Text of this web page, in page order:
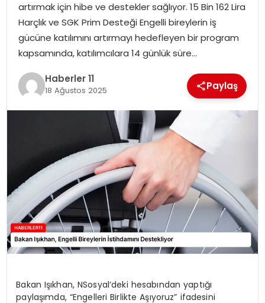
SPOR
YAŞAM
artırmak için hibe ve destekler sağlıyor. 15 Bin 162 Lira
Harçlık ve SGK Prim Desteği Engelli bireylerin iş
gücüne katılımını artırmayı hedefleyen bir program
kapsamında, katılımcılara 14 günlük süre…
Haberler 11
18 Ağustos 2025 Paylaş
Bakan Işıkhan, NSosyal’deki hesabından yaptığı
paylaşımda, “Engelleri Birlikte Aşıyoruz” ifadesini